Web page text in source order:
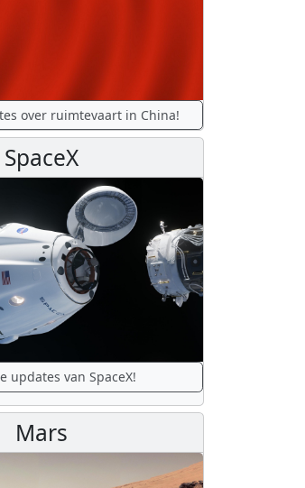
over ruimtevaart in China!
SpaceX
updates van SpaceX!
Mars